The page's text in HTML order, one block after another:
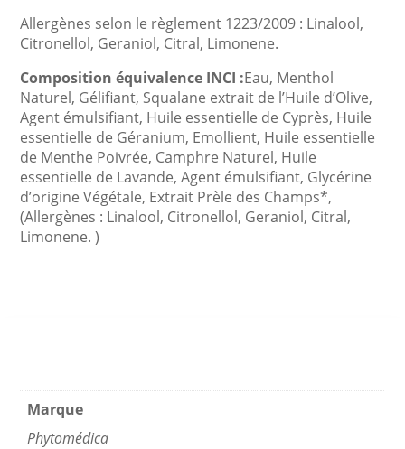
Allergènes selon le règlement 1223/2009 : Linalool,
Citronellol, Geraniol, Citral, Limonene.
Composition équivalence INCI :Eau, Menthol
Naturel, Gélifiant, Squalane extrait de l’Huile d’Olive,
Agent émulsifiant, Huile essentielle de Cyprès, Huile
essentielle de Géranium, Emollient, Huile essentielle
de Menthe Poivrée, Camphre Naturel, Huile
essentielle de Lavande, Agent émulsifiant, Glycérine
d’origine Végétale, Extrait Prèle des Champs*,
(Allergènes : Linalool, Citronellol, Geraniol, Citral,
Limonene. )
Marque
Phytomédica